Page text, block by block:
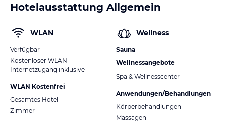
Hotelausstattung Allgemein
WLAN
Verfügbar
Kostenloser WLAN-
Internetzugang inklusive
WLAN Kostenfrei
Gesamtes Hotel
Zimmer
Wellness
Sauna
Wellnessangebote
Spa & Wellnesscenter
Anwendungen/Behandlungen
Körperbehandlungen
Massagen